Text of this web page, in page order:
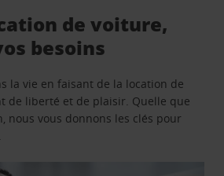
de voiture,
besoins
la vie en faisant de la location de
de liberté et de plaisir. Quelle que
nous vous donnons les clés pour